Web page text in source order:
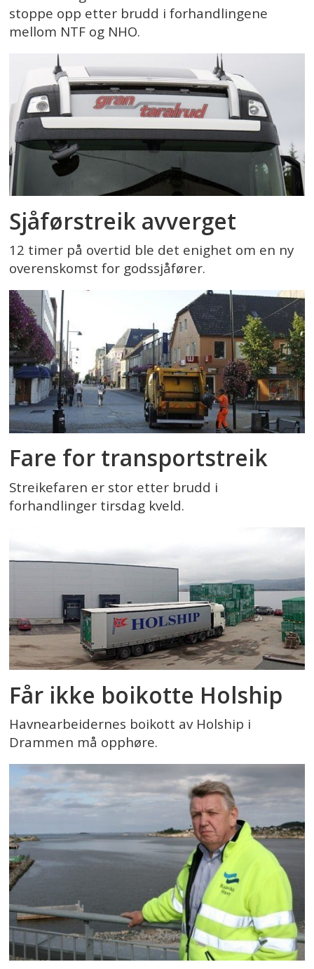
stoppe opp etter brudd i forhandlingene
mellom NTF og NHO.
Sjåførstreik avverget
12 timer på overtid ble det enighet om en ny
overenskomst for godssjåfører.
Fare for transportstreik
Streikefaren er stor etter brudd i
forhandlinger tirsdag kveld.
Får ikke boikotte Holship
Havnearbeidernes boikott av Holship i
Drammen må opphøre.